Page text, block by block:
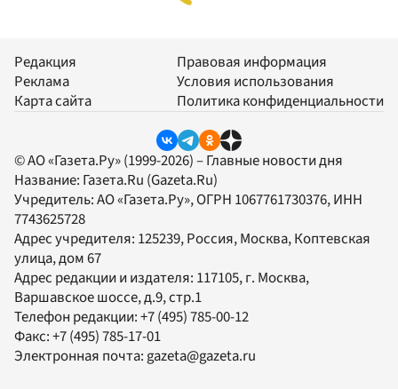
Редакция
Реклама
Карта сайта
Правовая информация
Условия использования
Политика конфиденциальности
© АО «Газета.Ру» (1999-2026) – Главные новости дня
Название: Газета.Ru (Gazeta.Ru)
Учредитель:АО «Газета.Ру», ОГРН 1067761730376, ИНН
7743625728
Адрес учредителя: 125239, Россия, Москва, Коптевская
улица, дом 67
Адрес редакции и издателя: 117105, г. Москва,
Варшавское шоссе, д.9, стр.1
Телефон редакции:+7 (495) 785-00-12
Факс:+7 (495) 785-17-01
Электронная почта: gazeta@gazeta.ru